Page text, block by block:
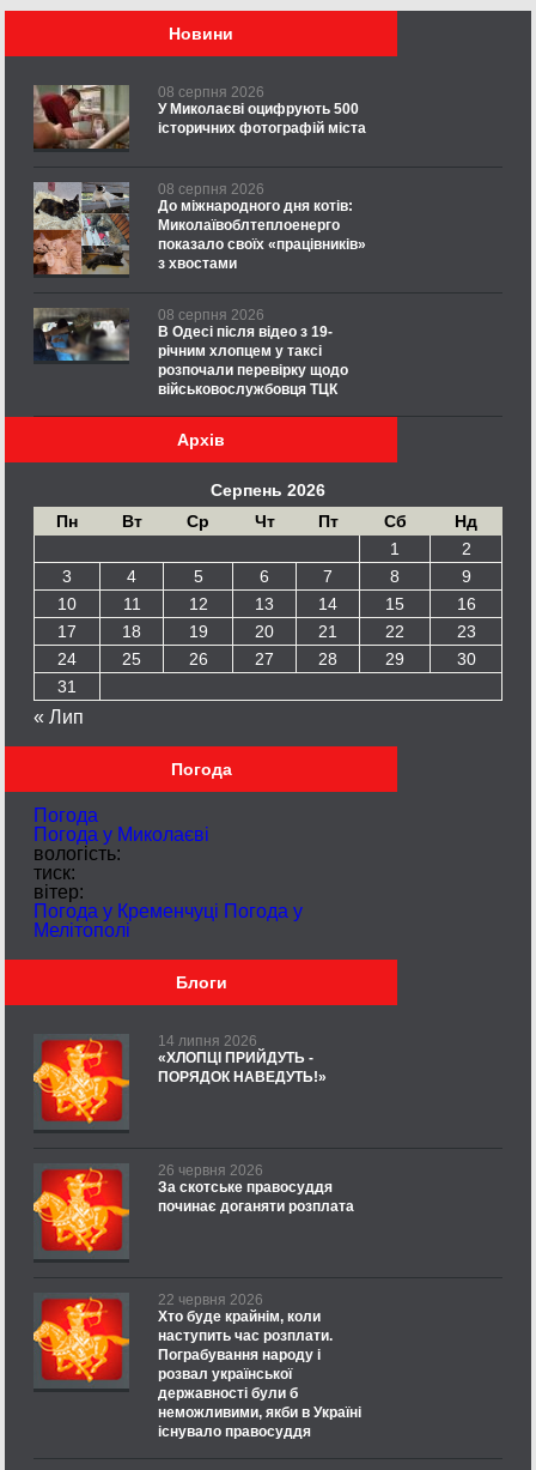
Новини
08 серпня 2026
У Миколаєві оцифрують 500
історичних фотографій міста
08 серпня 2026
До міжнародного дня котів:
Миколаївоблтеплоенерго
показало своїх «працівників»
з хвостами
08 серпня 2026
В Одесі після відео з 19-
річним хлопцем у таксі
розпочали перевірку щодо
військовослужбовця ТЦК
Архів
Серпень 2026
Пн
Вт Ср Чт Пт Сб
Нд
1
2
3
4 5 6 7 8
9
10
11 12 13 14 15
16
17
18 19 20 21 22
23
24
25 26 27 28 29
30
31
« Лип
Погода
Погода
Погода у Миколаєві
вологість:
тиск:
вітер:
Погода у Кременчуці Погода у
Мелітополі
Блоги
14 липня 2026
«ХЛОПЦІ ПРИЙДУТЬ -
ПОРЯДОК НАВЕДУТЬ!»
26 червня 2026
За скотське правосуддя
починає доганяти розплата
22 червня 2026
Хто буде крайнім, коли
наступить час розплати.
Пограбування народу і
розвал української
державності були б
неможливими, якби в Україні
існувало правосуддя